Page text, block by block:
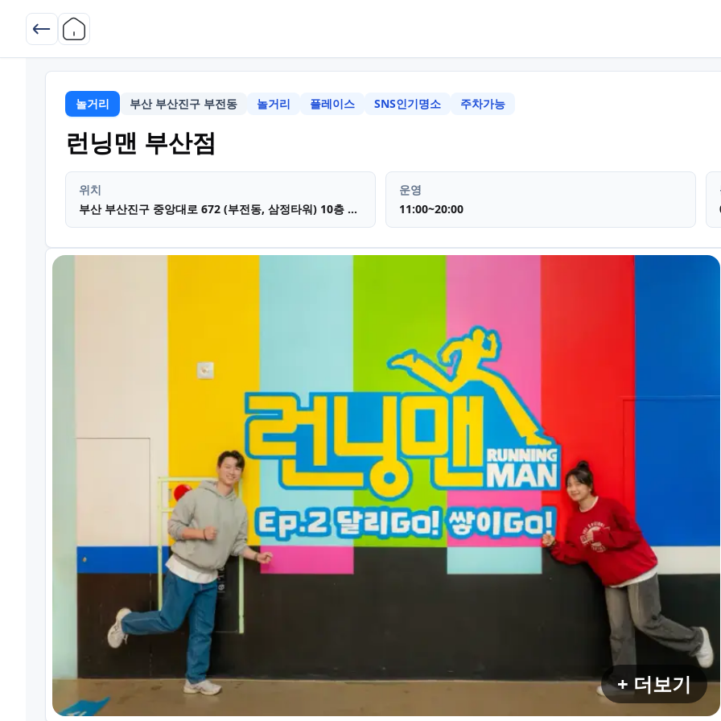
놀거리 부산 부산진구 부전동 놀거리 플레이스 SNS인기명소 주차가능
런닝맨 부산점
위치
부산 부산진구 중앙대로 672 (부전동, 삼정타워) 10층 런닝맨 부산점
운영
11:00~20:00
+ 더보기